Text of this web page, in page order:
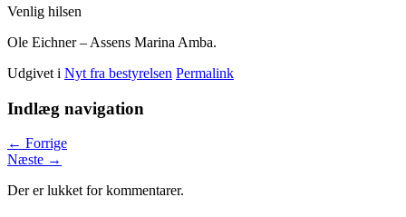
Venlig hilsen
Ole Eichner – Assens Marina Amba.
Udgivet i Nyt fra bestyrelsen Permalink
Indlæg navigation
← Forrige
Næste →
Der er lukket for kommentarer.